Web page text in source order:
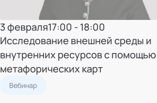
3 февраля17:00 - 18:00
Исследование внешней среды и
внутренних ресурсов с помощью
метафорических карт
Вебинар